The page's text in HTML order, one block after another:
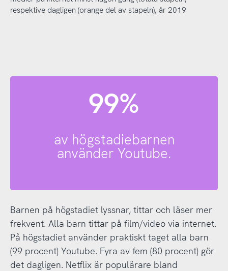
respektive dagligen (orange del av stapeln), år 2019
99%
av högstadiebarnen
använder Youtube.
Barnen på högstadiet lyssnar, tittar och läser mer
frekvent. Alla barn tittar på film/video via internet.
På högstadiet använder praktiskt taget alla barn
(99 procent) Youtube. Fyra av fem (80 procent) gör
det dagligen. Netflix är populärare bland